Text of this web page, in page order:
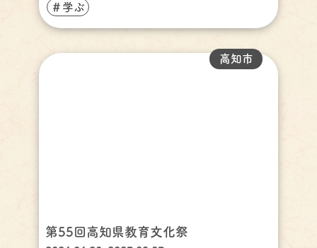
＃学ぶ
第55回高知県教育文化祭
高知市